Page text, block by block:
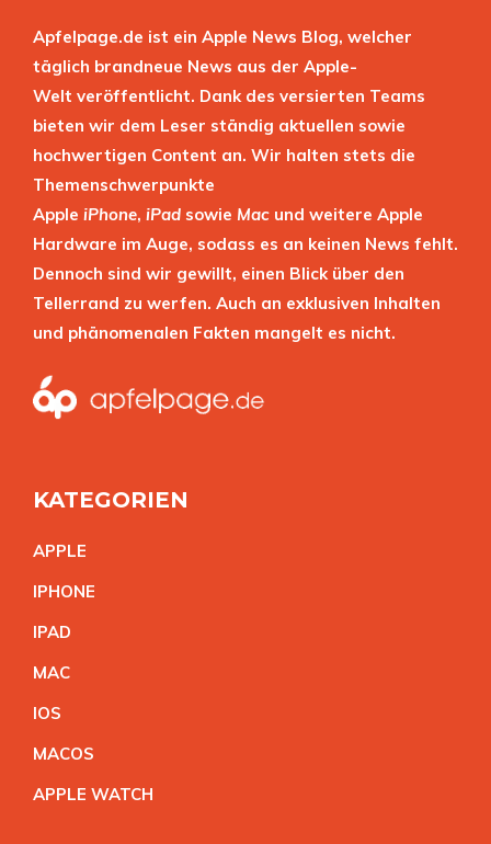
Apfelpage.de ist ein Apple News Blog, welcher
täglich brandneue News aus der Apple-
Welt veröffentlicht. Dank des versierten Teams
bieten wir dem Leser ständig aktuellen sowie
hochwertigen Content an. Wir halten stets die
Themenschwerpunkte
Apple iPhone, iPad sowie Mac und weitere Apple
Hardware im Auge, sodass es an keinen News fehlt.
Dennoch sind wir gewillt, einen Blick über den
Tellerrand zu werfen. Auch an exklusiven Inhalten
und phänomenalen Fakten mangelt es nicht.
KATEGORIEN
APPLE
IPHONE
IPAD
MAC
IOS
MACOS
APPLE WATCH